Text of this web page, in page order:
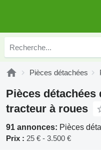
Pièces détachées
Pièces
tracteur à roues
91 annonces: Pièces
Prix : 25 € - 3.500 €